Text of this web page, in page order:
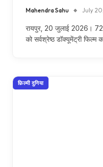
Mahendra Sahu July
रायपुर, 20 जुलाई 2026। 72वें
को सर्वश्रेष्ठ डॉक्यूमेंट्री फिल्म
फ़िल्मी दुनिया